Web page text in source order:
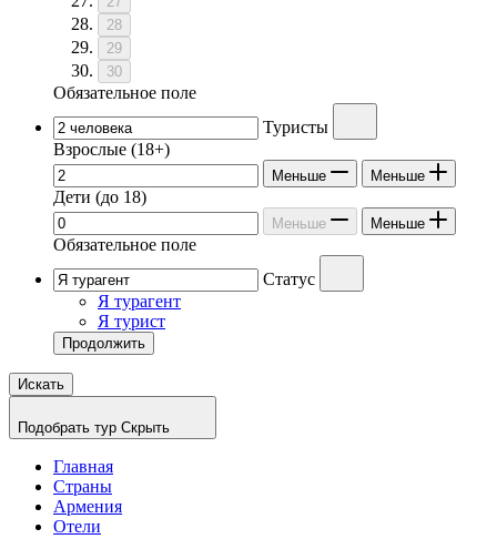
28
29
30
Обязательное поле
Туристы
Взрослые (18+)
Меньше Меньше
Дети (до 18)
Меньше Меньше
Обязательное поле
Статус
Я турагент
Я турист
Продолжить
Искать
Подобрать тур Скрыть
Главная
Страны
Армения
Отели